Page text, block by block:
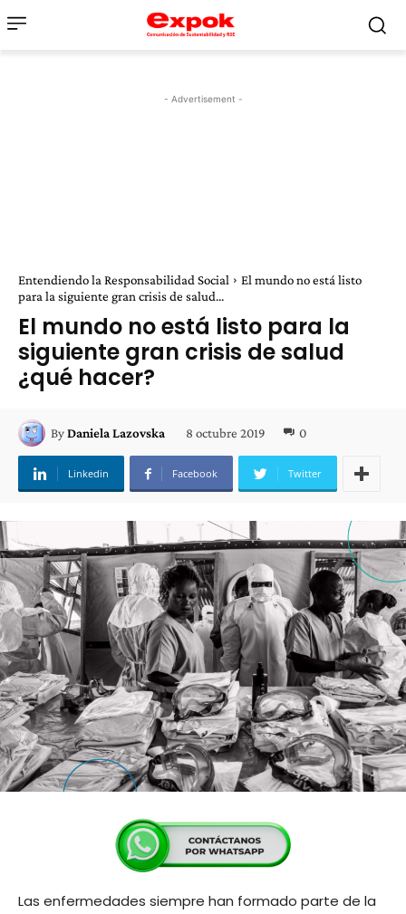
- Advertisement -
Entendiendo la Responsabilidad Social
El mundo no está listo
para la siguiente gran crisis de salud...
El mundo no está listo para la
siguiente gran crisis de salud
¿qué hacer?
ByDaniela Lazovska 8 octubre 2019 0
Linkedin Facebook Twitter
Las enfermedades siempre han formado parte de la